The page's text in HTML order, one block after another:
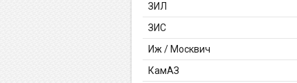
ЗИЛ
ЗИС
Иж / Москвич
КамАЗ